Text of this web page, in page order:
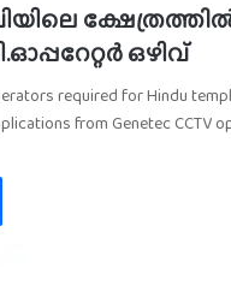
ഒഴിവ്
required for Hindu
from Genetec CCTV